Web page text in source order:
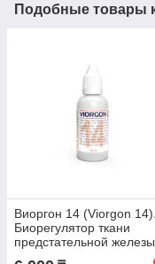
Подобные товары
Виоргон 14 (Viorgon 14).
Биорегулятор ткани
предстательной железы